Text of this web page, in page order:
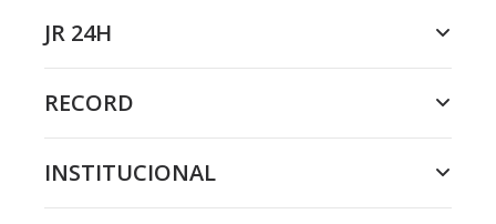
JR 24H
RECORD
INSTITUCIONAL